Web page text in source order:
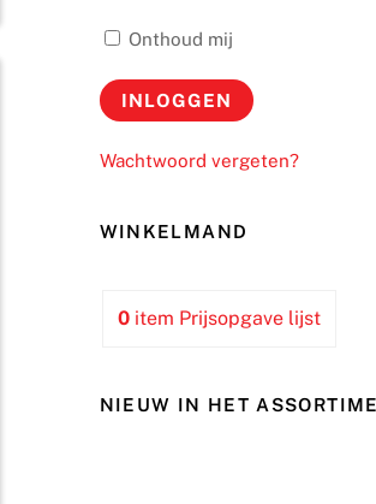
Onthoud mij
Wachtwoord vergeten?
WINKELMAND
0item Prijsopgave lijst
NIEUW IN HET